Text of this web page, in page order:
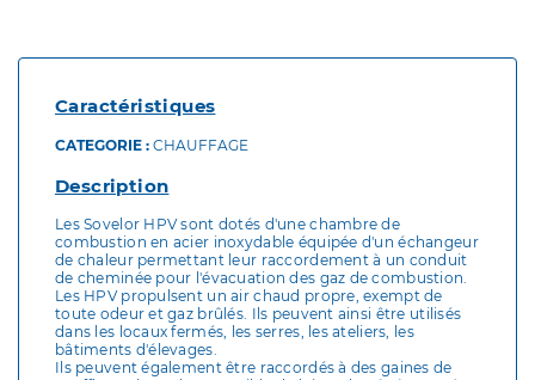
Caractéristiques
CATEGORIE : CHAUFFAGE
Description
Les Sovelor HPV sont dotés d'une chambre de
combustion en acier inoxydable équipée d'un échangeur
de chaleur permettant leur raccordement à un conduit
de cheminée pour l'évacuation des gaz de combustion.
Les HPV propulsent un air chaud propre, exempt de
toute odeur et gaz brûlés. Ils peuvent ainsi être utilisés
dans les locaux fermés, les serres, les ateliers, les
bâtiments d'élevages.
Ils peuvent également être raccordés à des gaines de